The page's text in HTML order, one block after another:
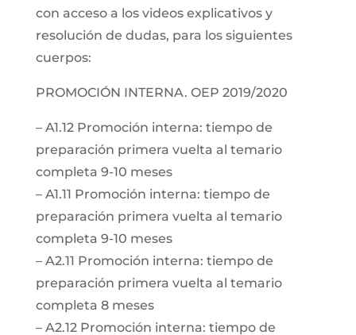
con acceso a los videos explicativos y
resolución de dudas, para los siguientes
cuerpos:
PROMOCIÓN INTERNA. OEP 2019/2020
– A1.12 Promoción interna: tiempo de
preparación primera vuelta al temario
completa 9-10 meses
– A1.11 Promoción interna: tiempo de
preparación primera vuelta al temario
completa 9-10 meses
– A2.11 Promoción interna: tiempo de
preparación primera vuelta al temario
completa 8 meses
– A2.12 Promoción interna: tiempo de